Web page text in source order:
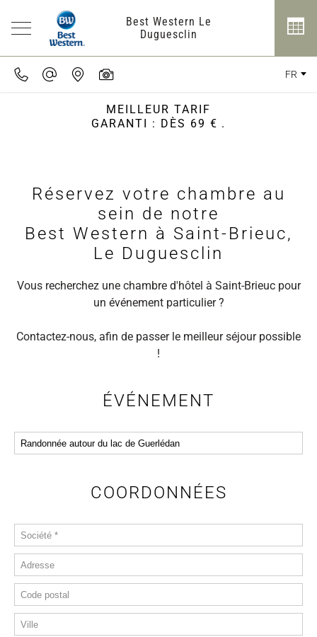
Best Western Le
Duguesclin
FR
MEILLEUR TARIF
GARANTI : DÈS 69 € .
Réservez votre chambre au
sein de notre
Best Western à Saint-Brieuc,
Le Duguesclin
Vous recherchez une chambre d'hôtel à Saint-Brieuc pour
un événement particulier ?
Contactez-nous, afin de passer le meilleur séjour possible
!
ÉVÉNEMENT
COORDONNÉES